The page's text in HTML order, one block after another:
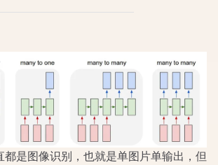
都是图像识别，也就是单图片单输出，但